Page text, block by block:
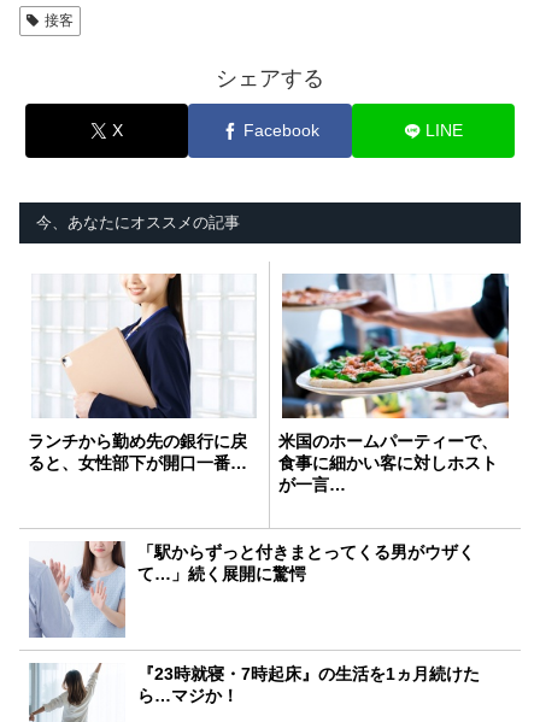
接客
シェアする
X Facebook LINE
今、あなたにオススメの記事
ランチから勤め先の銀行に戻
ると、女性部下が開口一番…
米国のホームパーティーで、
食事に細かい客に対しホスト
が一言…
「駅からずっと付きまとってくる男がウザく
て…」続く展開に驚愕
『23時就寝・7時起床』の生活を1ヵ月続けた
ら…マジか！